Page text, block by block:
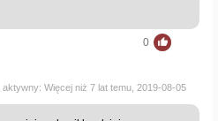
0
aktywny: Więcej niż 7 lat temu, 2019-08-05